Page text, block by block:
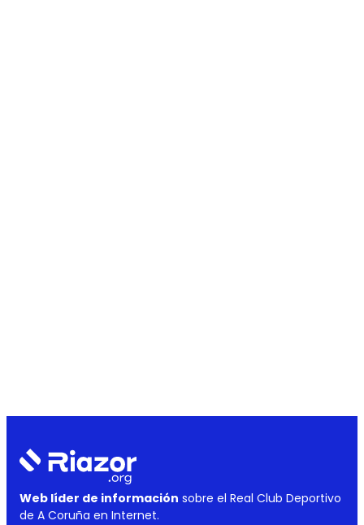
Web líder de información sobre el Real Club Deportivo
de A Coruña en Internet.